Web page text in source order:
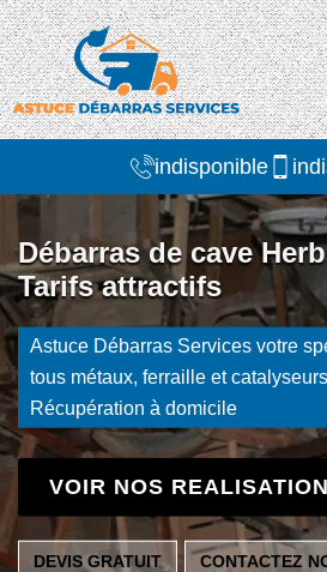
indisponible
Débarras de cave
Tarifs attractifs
Astuce Débarras Services votre
tous métaux, ferraille et catalyseurs
Récupération à domicile
VOIR NOS
DEVIS GRATUIT CONTACTEZ